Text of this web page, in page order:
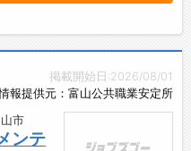
掲載開始日:2026/08/01
報提供元：富山公共職業安定所
市
ンテ